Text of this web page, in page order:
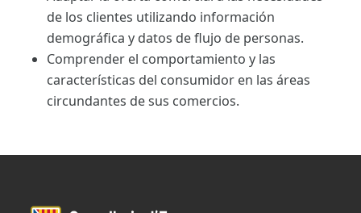
de los clientes utilizando información
demográfica y datos de flujo de personas.
Comprender el comportamiento y las
características del consumidor en las áreas
circundantes de sus comercios.